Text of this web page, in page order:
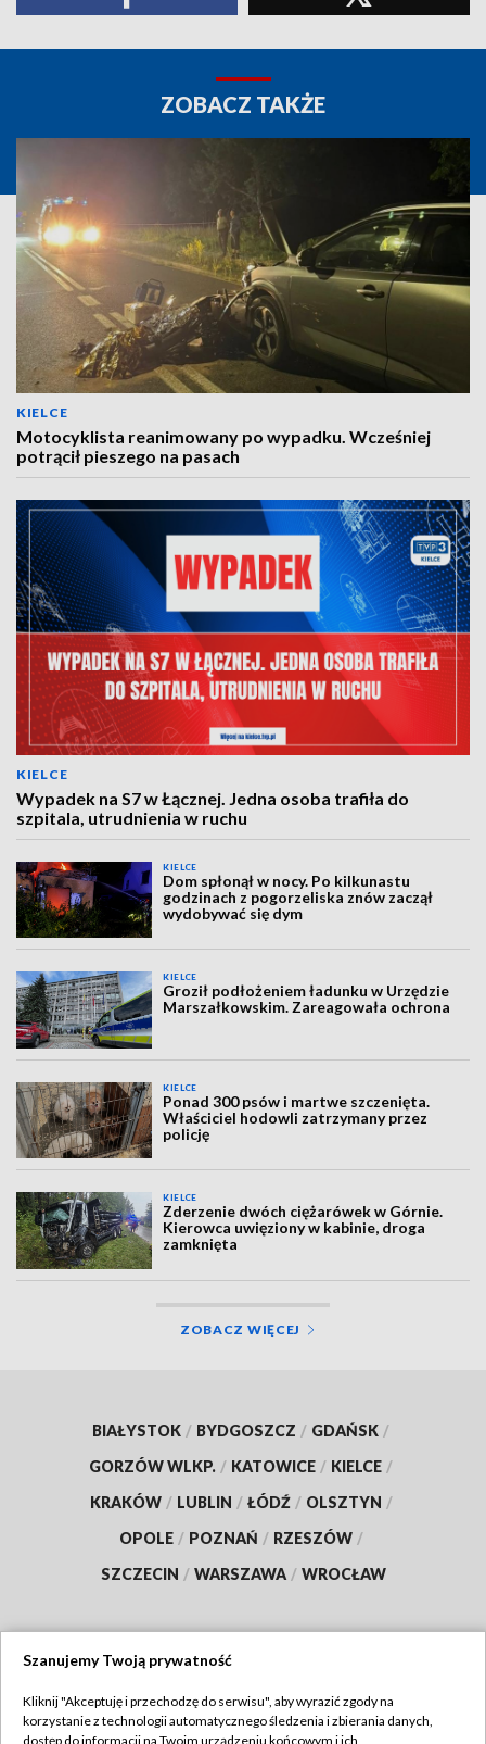
ZOBACZ TAKŻE
KIELCE
Motocyklista reanimowany po wypadku. Wcześniej
potrącił pieszego na pasach
KIELCE
Wypadek na S7 w Łącznej. Jedna osoba trafiła do
szpitala, utrudnienia w ruchu
KIELCE
Dom spłonął w nocy. Po kilkunastu
godzinach z pogorzeliska znów zaczął
wydobywać się dym
KIELCE
Groził podłożeniem ładunku w Urzędzie
Marszałkowskim. Zareagowała ochrona
KIELCE
Ponad 300 psów i martwe szczenięta.
Właściciel hodowli zatrzymany przez
policję
KIELCE
Zderzenie dwóch ciężarówek w Górnie.
Kierowca uwięziony w kabinie, droga
zamknięta
ZOBACZ WIĘCEJ
BIAŁYSTOK / BYDGOSZCZ / GDAŃSK /
GORZÓW WLKP. / KATOWICE / KIELCE /
KRAKÓW / LUBLIN / ŁÓDŹ / OLSZTYN /
OPOLE / POZNAŃ / RZESZÓW /
SZCZECIN / WARSZAWA / WROCŁAW
TVP
Szanujemy Twoją prywatność
Kliknij "Akceptuję i przechodzę do serwisu", aby wyrazić zgody na
korzystanie z technologii automatycznego śledzenia i zbierania danych,
dostęp do informacji na Twoim urządzeniu końcowym i ich